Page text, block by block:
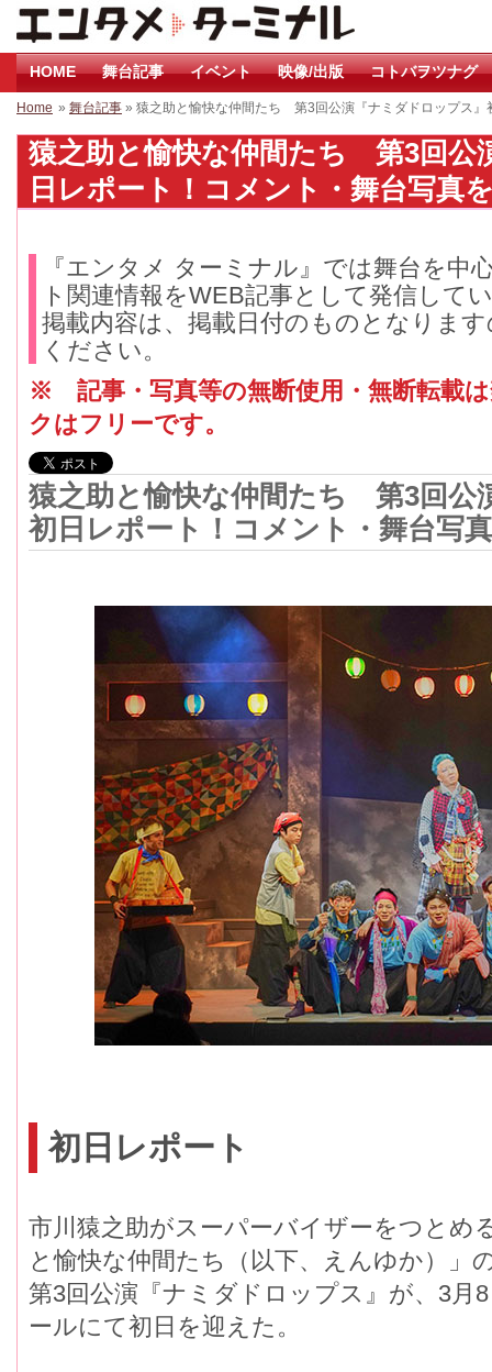
HOME 舞台記事 イベント 映像/出版 コトバヲツナグ
Home » 舞台記事 » 猿之助と愉快な仲間たち 第3回公演『ナミダドロップス』
猿之助と愉快な仲間たち 第3回公
日レポート！コメント・舞台写真
『エンタメ ターミナル』では舞台を中
ト関連情報をWEB記事として発信して
掲載内容は、掲載日付のものとなりま
ください。
※ 記事・写真等の無断使用・無断転載
クはフリーです。
猿之助と愉快な仲間たち 第3回公
初日レポート！コメント・舞台写
初日レポート
市川猿之助がスーパーバイザーをつとめ
と愉快な仲間たち（以下、えんゆか）」
第3回公演『ナミダドロップス』が、3月
ールにて初日を迎えた。